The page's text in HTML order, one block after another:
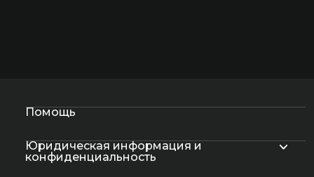
Помощь
Юридическая информация и
конфиденциальность